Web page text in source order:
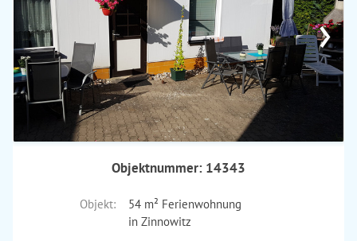
›
Objektnummer: 14343
Objekt:
54 m² Ferienwohnung
in Zinnowitz